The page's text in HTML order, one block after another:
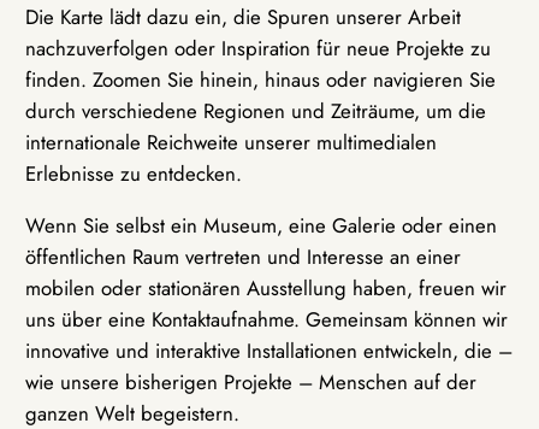
Die Karte lädt dazu ein, die Spuren unserer Arbeit
nachzuverfolgen oder Inspiration für neue Projekte zu
finden. Zoomen Sie hinein, hinaus oder navigieren Sie
durch verschiedene Regionen und Zeiträume, um die
internationale Reichweite unserer multimedialen
Erlebnisse zu entdecken.
Wenn Sie selbst ein Museum, eine Galerie oder einen
öffentlichen Raum vertreten und Interesse an einer
mobilen oder stationären Ausstellung haben, freuen wir
uns über eine Kontaktaufnahme. Gemeinsam können wir
innovative und interaktive Installationen entwickeln, die –
wie unsere bisherigen Projekte – Menschen auf der
ganzen Welt begeistern.